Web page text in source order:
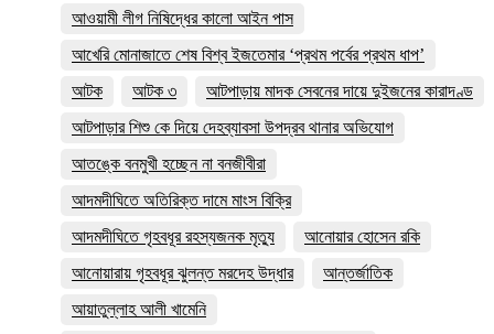
আওয়ামী লীগ নিষিদ্ধের কালো আইন পাস
আখেরি মোনাজাতে শেষ বিশ্ব ইজতেমার ‘প্রথম পর্বের প্রথম ধাপ’
আটক
আটক ৩
আটপাড়ায় মাদক সেবনের দায়ে দুইজনের কারাদণ্ড
আটপাড়ার শিশু কে দিয়ে দেহব্যাবসা উপদ্রব থানার অভিযোগ
আতঙ্কে বনমুখী হচ্ছেন না বনজীবীরা
আদমদীঘিতে অতিরিক্ত দামে মাংস বিক্রি
আদমদীঘিতে গৃহবধূর রহস্যজনক মৃত্যু
আনোয়ার হোসেন রকি
আনোয়ারায় গৃহবধূর ঝুলন্ত মরদেহ উদ্ধার
আন্তর্জাতিক
আয়াতুল্লাহ আলী খামেনি